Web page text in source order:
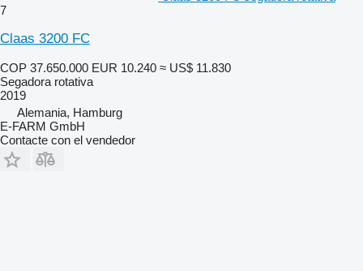
7
Claas 3200 FC
COP 37.650.000 EUR 10.240 ≈ US$ 11.830
Segadora rotativa
2019
Alemania, Hamburg
E-FARM GmbH
Contacte con el vendedor